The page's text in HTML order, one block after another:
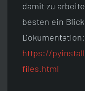
damit zu
besten ein
Dokumentation:
https://
files.html